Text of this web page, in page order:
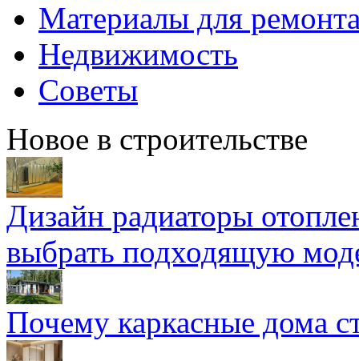
Материалы для
Недвижимость
Советы
Новое в строительстве
Дизайн радиаторы
выбрать подходящую
Почему каркасные дома